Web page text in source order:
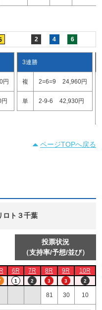
2 4 6
円
円
3連勝
複 2=6=9 24,960円
単 2-9-6 42,930円
ページTOPへ戻る
ロト３千葉
投票状況
（支持率/予想/並び）
6R 7R 8R 9R 10R
1 2 3 3 2
81 30 10